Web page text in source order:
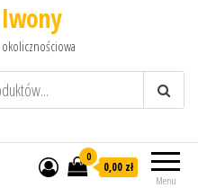
Menu
0
0,00 zł